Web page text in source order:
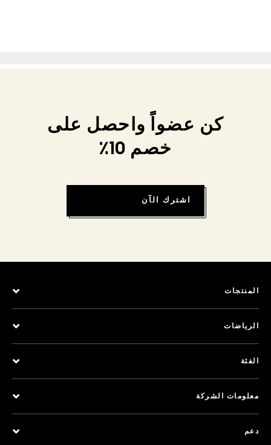
كن عضواً واحصل على
خصم 10٪
اشترك الآن
المنتجات
الرياضات
الفئة
معلومات الشركة
دعم